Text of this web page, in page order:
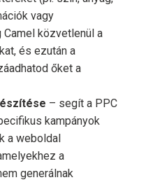
vagy
Camel közvetlenül a
és ezután a
őket a
– segít a PPC
kampányok
a weboldal
a
generálnak